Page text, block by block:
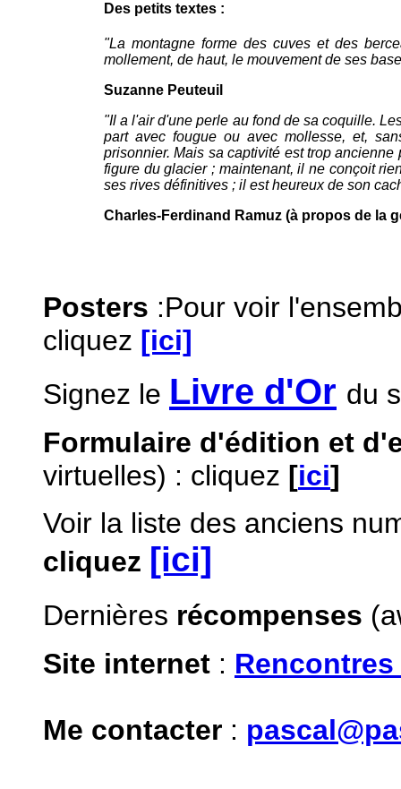
Des petits textes :
"La montagne forme des cuves et des
mollement, de haut, le mouvement de ses
Suzanne Peuteuil
"Il a l'air d'une perle au fond de sa coquille.
part avec fougue ou avec mollesse, et,
prisonnier. Mais sa captivité est trop
figure du glacier ; maintenant, il ne conçoit
ses rives définitives ; il est heureux de son
Charles-Ferdinand Ramuz (à propos de la
Posters :Pour voir
cliquez [ici]
Signez le Livre d'Or du
Formulaire d'édition et
virtuelles) : cliquez [ici]
Voir la liste des anciens
cliquez [ici]
Dernières récompenses
Site internet :
Me contacter :